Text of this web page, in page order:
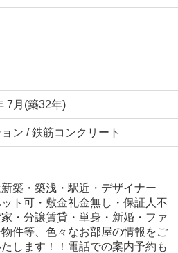
7月(築32年)
ン / 鉄筋コンクリート
築・築浅・駅近・デザイナー
ト可・敷金礼金無し・保証人不
・分譲賃貸・単身・新婚・ファ
物件等、色々なお部屋の情報をご
します！！電話での案内予約も